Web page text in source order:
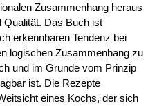
Zusammenhang heraus
Qualität. Das Buch ist
erkennbaren Tendenz bei
logischen Zusammenhang zu
und im Grunde vom Prinzip
ist. Die Rezepte
eines Kochs, der sich